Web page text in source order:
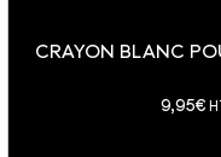
CRAYON BLANC
9,95€ HT